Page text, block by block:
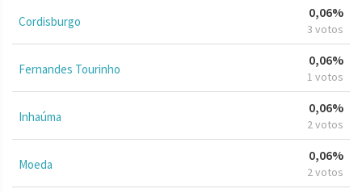
Cordisburgo
0,06%
3 votos
Fernandes Tourinho
0,06%
1 votos
Inhaúma
0,06%
2 votos
Moeda
0,06%
2 votos